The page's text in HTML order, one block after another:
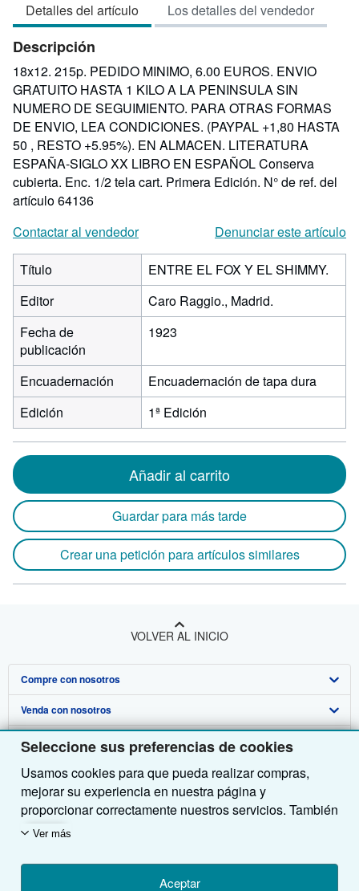
Seleccione sus preferencias de cookies
Usamos cookies para que pueda realizar compras,
mejorar su experiencia en nuestra página y
proporcionar correctamente nuestros servicios. También
utilizamos cookies para comprender el modo en que los
midiendo las visitas al sitio) y así poder realizar
mejoras. Si está de acuerdo, también utilizaremos
Ver más
Aceptar
5
de
estrellas
Detalles del artículo Los detalles del vendedor
Descripción
18x12. 215p. PEDIDO MINIMO, 6.00 EUROS. ENVIO
GRATUITO HASTA 1 KILO A LA PENINSULA SIN
NUMERO DE SEGUIMIENTO. PARA OTRAS FORMAS
DE ENVIO, LEA CONDICIONES. (PAYPAL +1,80 HASTA
50 , RESTO +5.95%). EN ALMACEN. LITERATURA
ESPAÑA-SIGLO XX LIBRO EN ESPAÑOL Conserva
cubierta. Enc. 1/2 tela cart. Primera Edición. N° de ref. del
artículo 64136
Contactar al vendedor
Denunciar este artículo
Título
ENTRE EL FOX Y EL SHIMMY.
Editor
Caro Raggio., Madrid.
Fecha de
publicación
1923
Encuadernación
Encuadernación de tapa dura
Edición
1ª Edición
Añadir al carrito
Guardar para más tarde
Crear una petición para artículos similares
VOLVER AL INICIO
Compre con nosotros
Búsqueda avanzada
Colecciones
Mi cuenta
Mis pedidos
Ver carrito
Venda con nosotros
Comenzar a vender
Únase a nuestro programa de afiliados
Recomiende un vendedor
Sobre nosotros
Sobre IberLibro
Medios
Empleo
Política de Privacidad
Obtener Ayuda
Preguntas frecuentes y guías
Atención al Cliente
Otras compañías de AbeBooks
AbeBooks.com
AbeBooks.co.uk
Siga a IberLibro